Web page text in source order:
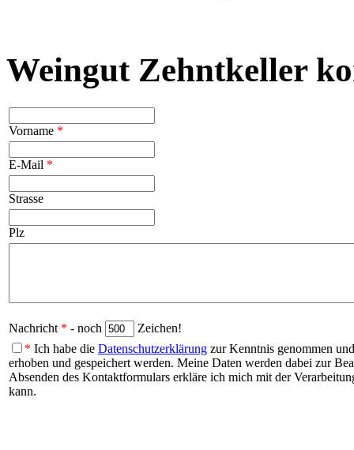
Weingut Zehntkeller
Vorname *
E-Mail *
Strasse
Plz
Nachricht * - noch
Zeichen!
* Ich habe die Datenschutzerklärung zur Kenntnis genommen
erhoben und gespeichert werden. Meine Daten werden dabei zur
Absenden des Kontaktformulars erkläre ich mich mit der
kann.